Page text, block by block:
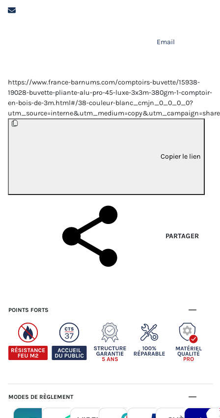
Email
https://www.france-barnums.com/comptoirs-buvette/15938-
19028-buvette-pliante-alu-pro-45-luxe-3x3m-380gm-1-comptoir-
en-bois-de-3m.html#/38-couleur-blanc_cmjn_0_0_0_0?
Copier le lien
PARTAGER
POINTS FORTS
MODES DE RÈGLEMENT